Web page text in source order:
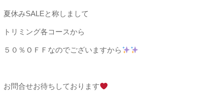
夏休みSALEと称しまして
トリミング各コースから
５０％ＯＦＦなのでございますから
お問合せお待ちしております